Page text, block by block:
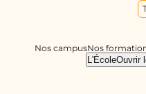
Nos campusNos
L'ÉcoleOuvrir